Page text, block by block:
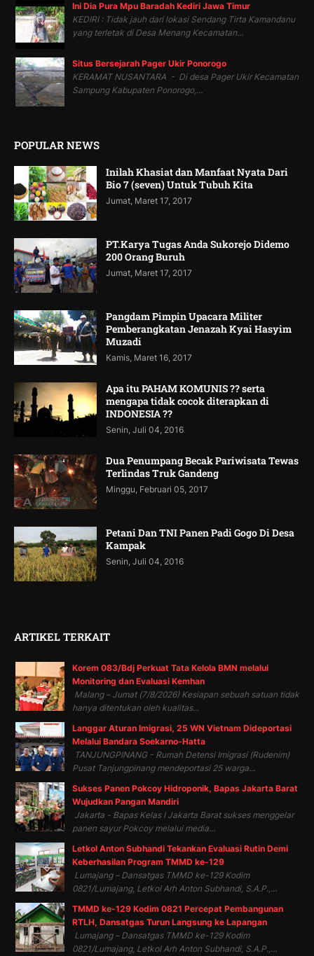
Ini Dia Pura Mpu Baradah Kediri Jawa Timur
KEDIRI : Tidak jauh dari lokasi Sendang Tirta Kamandanu
yang terletak di Desa Menang Kecamatan...
Situs Bersejarah Pager Ukir Ponorogo
KERAMAT NUSANTARA - Di desa Pager Ukir Kecamatan
Sampung Kabupaten Ponorogo,...
POPULAR NEWS
Inilah Khasiat dan Manfaat Nyata Dari
Bio 7 (seven) Untuk Tubuh Kita
Jumat, Maret 17, 2017
PT.Karya Tugas Anda Sukorejo Didemo
200 Orang Buruh
Jumat, Maret 17, 2017
Pangdam Pimpin Upacara Militer
Pemberangkatan Jenazah Kyai Hasyim
Muzadi
Kamis, Maret 16, 2017
Apa itu PAHAM KOMUNIS ?? serta
mengapa tidak cocok diterapkan di
INDONESIA ??
Senin, Juli 04, 2016
Dua Penumpang Becak Pariwisata Tewas
Terlindas Truk Gandeng
Minggu, Februari 05, 2017
Petani Dan TNI Panen Padi Gogo Di Desa
Kampak
Senin, Juli 04, 2016
ARTIKEL TERKAIT
Korem 083/Bdj Perkuat Tata Kelola BMN melalui
Monitoring dan Evaluasi Kemhan
Malang – Jumat (7/8/2026) Kesiapan sebuah satuan tidak
hanya ditentukan oleh kualitas...
Langgar Aturan Imigrasi, 25 WN Vietnam Dideportasi
Melalui Bandara Soekarno-Hatta
TANJUNGPINANG - Rumah Detensi Imigrasi (Rudenim)
Pusat Tanjungpinang mendeportasi 25 warga...
Sukses Panen Pokcoy Hidroponik, Bapas Jakarta Barat
Wujudkan Pangan Mandiri
Jakarta - Bapas Kelas I Jakarta Barat sukses menggelar
panen sayur Pokcoy melalui media...
Letkol Anton Subhandi Tekankan Evaluasi Rutin Demi
Keberhasilan Program TMMD ke-129
Lumajang – Dansatgas TMMD ke-129 Kodim
0821/Lumajang, Letkol Arh Anton Subhandi, S.A.P.,...
TMMD ke-129 Kodim 0821 Percepat Pembangunan
RTLH, Dansatgas Turun Langsung ke Lapangan
Lumajang – Dansatgas TMMD ke-129 Kodim
0821/Lumajang, Letkol Arh Anton Subhandi, S.A.P.,...